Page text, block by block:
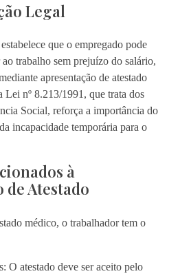
Legal
que o empregado pode
trabalho sem prejuízo do salário,
apresentação de atestado
Lei nº 8.213/1991, que trata dos
Social, reforça a importância do
incapacidade temporária para o
à
de Atestado
médico, o trabalhador tem o
O atestado deve ser aceito pelo